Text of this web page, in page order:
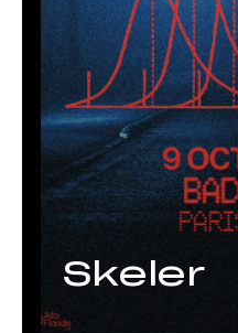
Skeler